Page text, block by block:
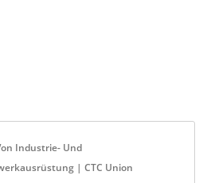
Industrie- Und
| CTC Union